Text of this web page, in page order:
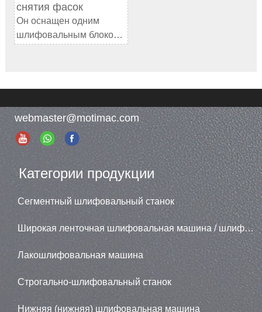
снятия фасок
Он оснащен одним
шлифовальным блоком
разделение труда и
высокую практичность.
webmaster@motimac.com
Категории продукции
Сегментный шлифовальный станок
Широкая ленточная шлифовальная машина / шлифовальная машина
Лакошлифовальная машина
Строгально-шлифовальный станок
Нижняя (нижняя) шлифовальная машина